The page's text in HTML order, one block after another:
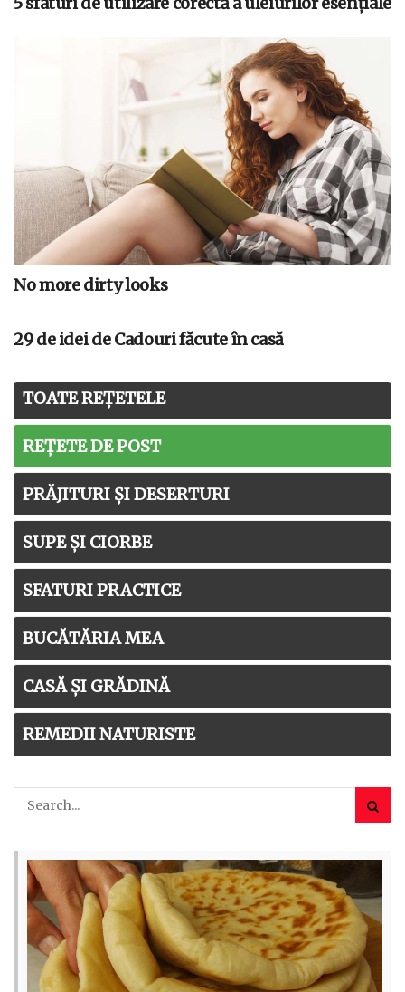
No more dirty looks
29 de idei de Cadouri făcute în casă
TOATE REȚETELE
REȚETE DE POST
PRĂJITURI ȘI DESERTURI
SUPE ȘI CIORBE
SFATURI PRACTICE
BUCĂTĂRIA MEA
CASĂ ȘI GRĂDINĂ
REMEDII NATURISTE